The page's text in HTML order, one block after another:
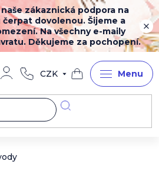
zákaznická podpora na
dovolenou. Šijeme a
Na všechny e-maily
Děkujeme za pochopení.
CZK
Nákupní
košík